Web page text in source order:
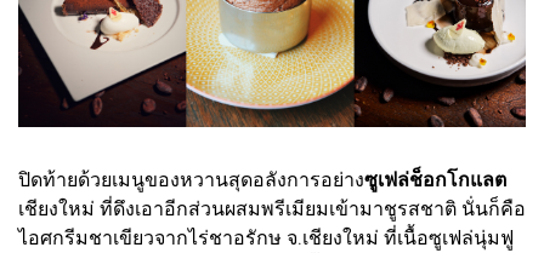
ปิดท้ายด้วยเมนูของหวานสุดอลังการอย่างซูเฟล่ช็อกโกแลต
เชียงใหม่ ที่ดึงเอาอีกส่วนผสมพรีเมียมเข้ามาชูรสชาติ นั่นก็คือ
ไอศกรีมชาเขียวจากไร่ชาอรักษ จ.เชียงใหม่ ที่เนื้อซูเฟล่นุ่มฟู